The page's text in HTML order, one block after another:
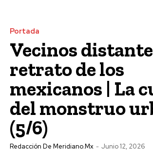
Portada
Vecinos
retrato de los
mexicanos | La
del monstruo
(5/6)
Redacción De Meridiano.mx - Junio 12, 2026